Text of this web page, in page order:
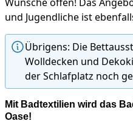
und Jugendliche ist
Übrigens: Die
Wolldecken und
der Schlafplatz noch
Mit Badtextilien wird das
Oase!